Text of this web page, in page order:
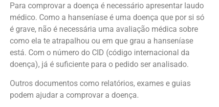
Para comprovar a doença é necessário apresentar laudo
médico. Como a hanseníase é uma doença que por si só
é grave, não é necessária uma avaliação médica sobre
como ela te atrapalhou ou em que grau a hanseníase
está. Com o número do CID (código internacional da
doença), já é suficiente para o pedido ser analisado.
Outros documentos como relatórios, exames e guias
podem ajudar a comprovar a doença.